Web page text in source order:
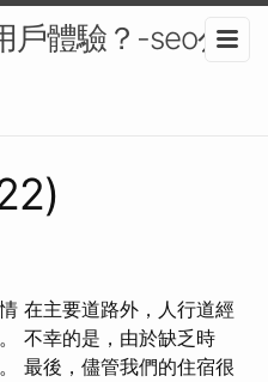
戶體驗？-seo公
在主要道路外，人行道經
不幸的是，由於缺乏時
最後，儘管我們的住宿很